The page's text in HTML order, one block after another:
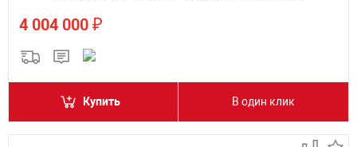
4 004 000 ₽
Купить В один клик